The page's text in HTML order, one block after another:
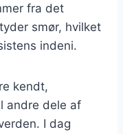
fra det
smør, hvilket
indeni.
kendt,
andre dele af
I dag